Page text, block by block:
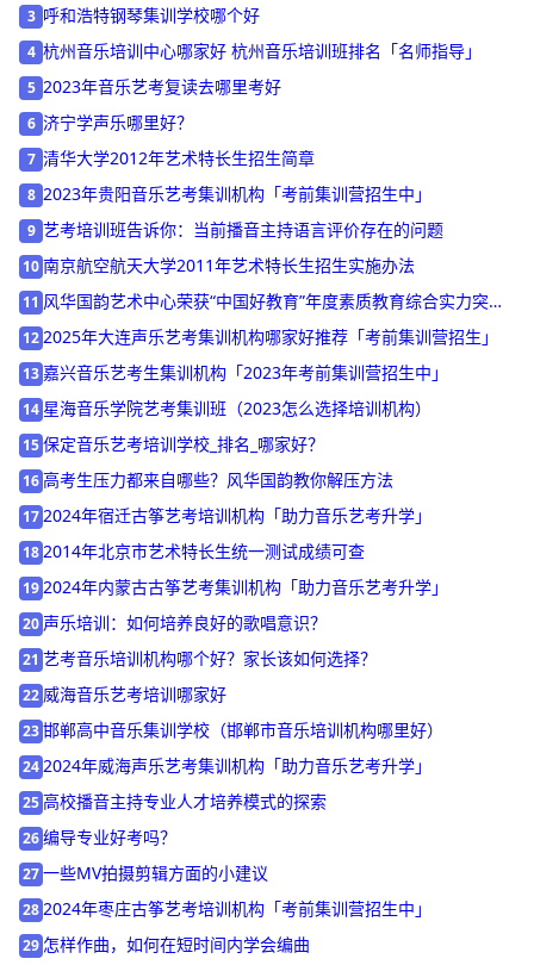
2 杭州艺考声乐培训集训哪好
3 呼和浩特钢琴集训学校哪个好
4 杭州音乐培训中心哪家好 杭州音乐培训班排名「名师指导」
5 2023年音乐艺考复读去哪里考好
6 济宁学声乐哪里好？
7 清华大学2012年艺术特长生招生简章
8 2023年贵阳音乐艺考集训机构「考前集训营招生中」
9 艺考培训班告诉你：当前播音主持语言评价存在的问题
10 南京航空航天大学2011年艺术特长生招生实施办法
11 风华国韵艺术中心荣获“中国好教育”年度素质教育综合实力突出
品牌奖
12 2025年大连声乐艺考集训机构哪家好推荐「考前集训营招生」
13 嘉兴音乐艺考生集训机构「2023年考前集训营招生中」
14星海音乐学院艺考集训班（2023怎么选择培训机构）
15保定音乐艺考培训学校_排名_哪家好？
16 高考生压力都来自哪些？风华国韵教你解压方法
17 2024年宿迁古筝艺考培训机构「助力音乐艺考升学」
18 2014年北京市艺术特长生统一测试成绩可查
19 2024年内蒙古古筝艺考集训机构「助力音乐艺考升学」
20 声乐培训：如何培养良好的歌唱意识？
21 艺考音乐培训机构哪个好？家长该如何选择？
22威海音乐艺考培训哪家好
23 邯郸高中音乐集训学校（邯郸市音乐培训机构哪里好）
242024年威海声乐艺考集训机构「助力音乐艺考升学」
25高校播音主持专业人才培养模式的探索
26编导专业好考吗？
27 一些MV拍摄剪辑方面的小建议
28 2024年枣庄古筝艺考培训机构「考前集训营招生中」